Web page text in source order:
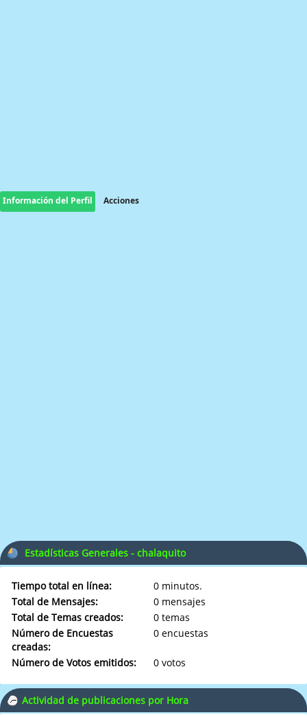
Información del Perfil Acciones
Estadísticas Generales - chalaquito
Tiempo total en línea:
0 minutos.
Total de Mensajes:
0 mensajes
Total de Temas creados:
0 temas
Número de Encuestas
creadas:
0 encuestas
Número de Votos emitidos: 0 votos
Actividad de publicaciones por Hora